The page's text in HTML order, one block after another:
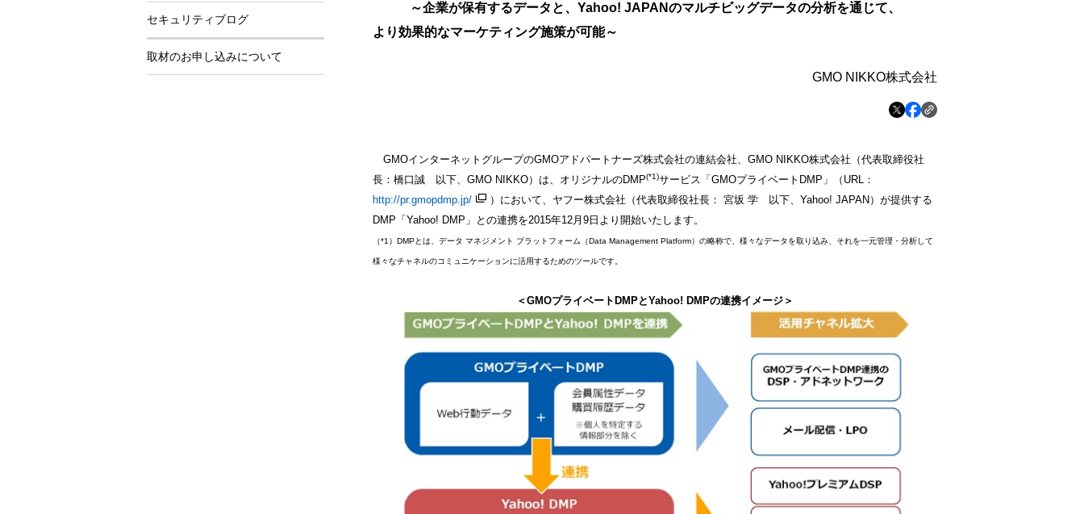
～企業が保有するデータと、 Yahoo! JAPANのマルチビッグデータの分析を通じて、
より効果的なマーケティング施策が可能～
GMO NIKKO株式会社
GMOインターネットグループのGMOアドパートナーズ株式会社の連結会社、GMO NIKKO株式会社（代表取締役社
長：橋口誠 以下、GMO NIKKO）は、オリジナルのDMP(*1)サービス「GMOプライベートDMP」（URL：
http://pr.gmopdmp.jp/
）において、 ヤフー株式会社（代表取締役社長： 宮坂 学 以下、 Yahoo! JAPAN）が提供する
DMP「Yahoo! DMP」との連携を2015年12月9日より開始いたします。
（*1）DMPとは、データ マネジメント プラットフォーム（Data Management Platform）の略称で、様々なデータを取り込み、それを一元管理・分析して
様々なチャネルのコミュニケーションに活用するためのツールです。
＜GMOプライベートDMPとYahoo! DMPの連携イメージ＞
セキュリティブログ
取材のお申し込みについて